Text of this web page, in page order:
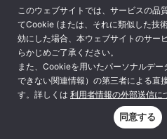
注意点2：バッテリー消費
高フレームレート動画の撮影
処理能力を要求するため、バ
す。
長時間の撮影や再生を行う場
このウェブサイトでは、サービスの品
てCookie (または、それに類似した技
効にした場合、本ウェブサイトのサー
らかじめご了承ください。
また、Cookieを用いたパーソナルデ
できない関連情報）の第三者による直
す。詳しくは 利用者情報の外部送信に
同意する